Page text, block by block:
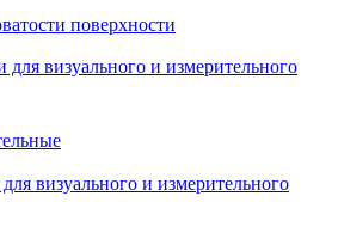
контроль
стенды